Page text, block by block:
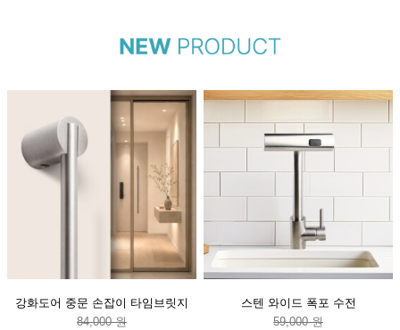
강화도어 중문 손잡이 타임브릿지
84,000 원
스텐 와이드 폭포 수전
59,000 원